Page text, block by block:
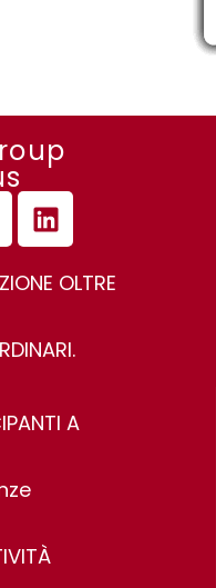
OLTRE
A